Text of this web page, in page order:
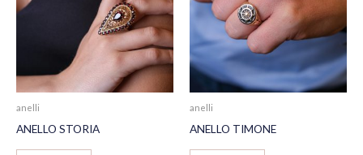
anelli
ANELLO STORIA
anelli
ANELLO TIMONE